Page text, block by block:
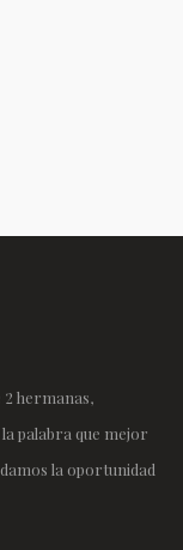
2 hermanas,
palabra que mejor
la oportunidad